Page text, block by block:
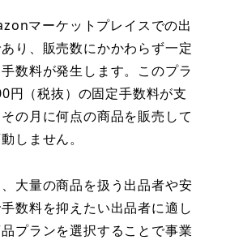
マーケットプレイスでの出
り、販売数にかかわらず一定
数料が発生します。このプラ
円（税抜）の固定手数料が支
の月に何点の商品を販売して
しません。
大量の商品を扱う出品者や安
数料を抑えたい出品者に適し
プランを選択することで事業